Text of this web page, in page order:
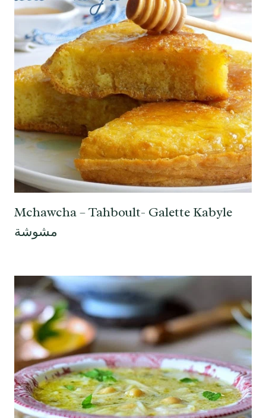
Mchawcha – Tahboult- Galette Kabyle
مشوشة